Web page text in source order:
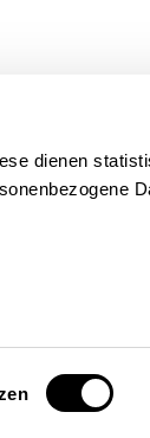
dienen